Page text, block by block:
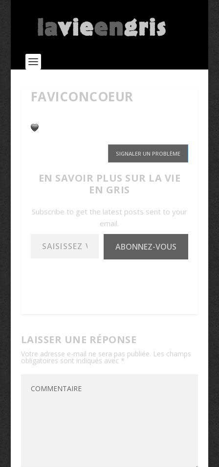
FAVICONCOEUR
SIGNALER UN PROBLÈME
EN SAVOIR PLUS SUR LA VIE
EN GRIS
Subscribe to get the latest posts sent to your
email.
ABONNEZ-VOUS
LAISSER UNE RÉPONSE
Votre adresse e-mail ne sera pas publiée. Les champs
obligatoires sont indiqués avec *